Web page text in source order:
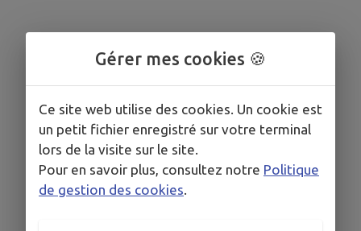
Gérer mes cookies 🍪
Ce site web utilise des cookies. Un cookie est
un petit fichier enregistré sur votre terminal
lors de la visite sur le site.
Pour en savoir plus, consultez notre Politique
de gestion des cookies.